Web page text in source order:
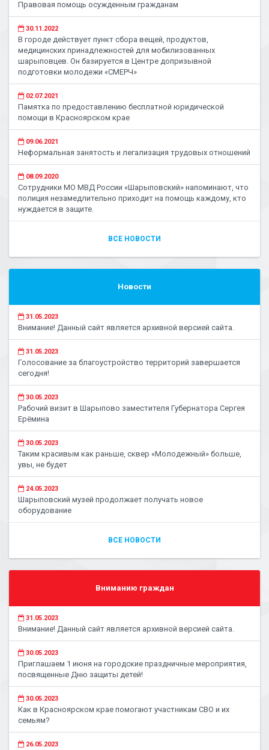
Правовая помощь осужденным гражданам
30.11.2022
В городе действует пункт сбора вещей, продуктов,
медицинских принадлежностей для мобилизованных
шарыповцев. Он базируется в Центре допризывной
подготовки молодежи «СМЕРЧ»
02.07.2021
Памятка по предоставлению бесплатной юридической
помощи в Красноярском крае
09.06.2021
Неформальная занятость и легализация трудовых отношений
08.09.2020
Сотрудники МО МВД России «Шарыповский» напоминают, что
полиция незамедлительно приходит на помощь каждому, кто
нуждается в защите.
ВСЕ НОВОСТИ
Новости
31.05.2023
Внимание! Данный сайт является архивной версией сайта.
31.05.2023
Голосование за благоустройство территорий завершается
сегодня!
30.05.2023
Рабочий визит в Шарыпово заместителя Губернатора Сергея
Ерёмина
30.05.2023
Таким красивым как раньше, сквер «Молодежный» больше,
увы, не будет
24.05.2023
Шарыповский музей продолжает получать новое
оборудование
ВСЕ НОВОСТИ
Вниманию граждан
31.05.2023
Внимание! Данный сайт является архивной версией сайта.
30.05.2023
Приглашаем 1 июня на городские праздничные мероприятия,
посвященные Дню защиты детей!
30.05.2023
Как в Красноярском крае помогают участникам СВО и их
семьям?
26.05.2023